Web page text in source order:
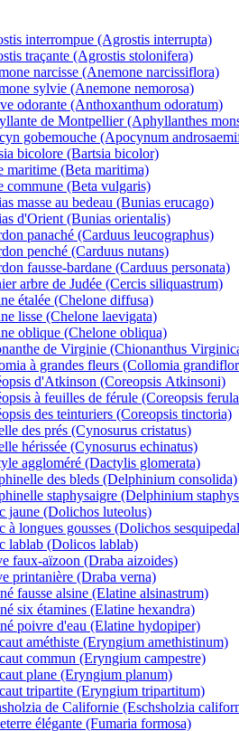
interrompue (Agrostis interrupta)
traçante (Agrostis stolonifera)
narcisse (Anemone narcissiflora)
sylvie (Anemone nemorosa)
odorante (Anthoxanthum odoratum)
de Montpellier (Aphyllanthes
gobemouche (Apocynum
bicolore (Bartsia bicolor)
maritime (Beta maritima)
commune (Beta vulgaris)
masse au bedeau (Bunias erucago)
d'Orient (Bunias orientalis)
panaché (Carduus leucographus)
penché (Carduus nutans)
fausse-bardane (Carduus personata)
arbre de Judée (Cercis siliquastrum)
étalée (Chelone diffusa)
lisse (Chelone laevigata)
oblique (Chelone obliqua)
de Virginie (Chionanthus
à grandes fleurs (Collomia
d'Atkinson (Coreopsis Atkinsoni)
à feuilles de férule (Coreopsis
des teinturiers (Coreopsis tinctoria)
des prés (Cynosurus cristatus)
hérissée (Cynosurus echinatus)
aggloméré (Dactylis glomerata)
des bleds (Delphinium consolida)
staphysaigre (Delphinium
jaune (Dolichos luteolus)
longues gousses (Dolichos
lablab (Dolicos lablab)
faux-aïzoon (Draba aizoides)
printanière (Draba verna)
fausse alsine (Elatine alsinastrum)
six étamines (Elatine hexandra)
poivre d'eau (Elatine hydopiper)
améthiste (Eryngium amethistinum)
commun (Eryngium campestre)
plane (Eryngium planum)
tripartite (Eryngium tripartitum)
de Californie (Eschsholzia
élégante (Fumaria formosa)